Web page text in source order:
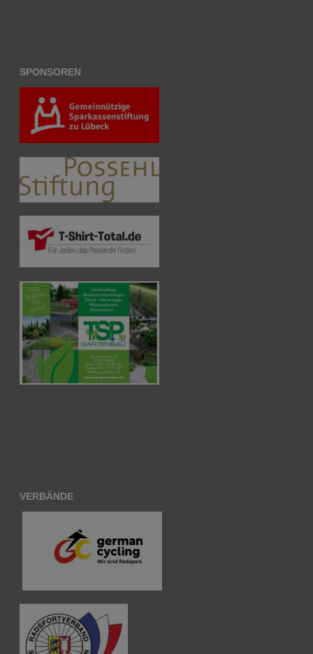
SPONSOREN
VERBÄNDE